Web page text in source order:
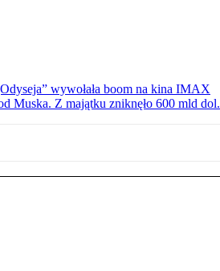
wywołała boom na kina IMAX
Muska. Z majątku zniknęło 600 mld dol.